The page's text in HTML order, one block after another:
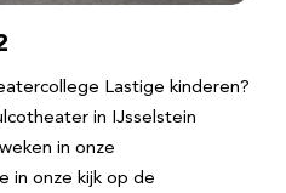
Lastige kinderen?
in IJsselstein
in onze
in onze kijk op de